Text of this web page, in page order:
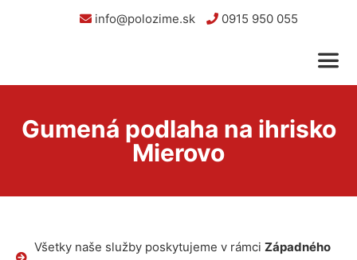
info@polozime.sk 0915 950 055
Gumená podlaha na ihrisko
Mierovo
Všetky naše služby poskytujeme v rámci Západného